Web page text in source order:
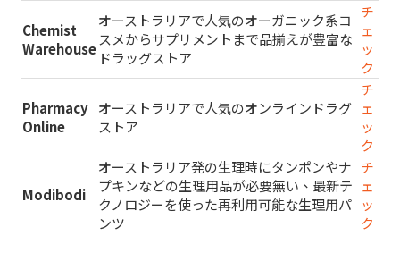
Chemist
Warehouse
オーストラリアで人気のオーガニック系コ
スメからサプリメントまで品揃えが豊富な
ドラッグストア
チ
ェ
ッ
ク
Pharmacy
Online
オーストラリアで人気のオンラインドラグ
ストア
チ
ェ
ッ
ク
Modibodi
オーストラリア発の生理時にタンポンやナ
プキンなどの生理用品が必要無い、最新テ
クノロジーを使った再利用可能な生理用パ
ンツ
チ
ェ
ッ
ク